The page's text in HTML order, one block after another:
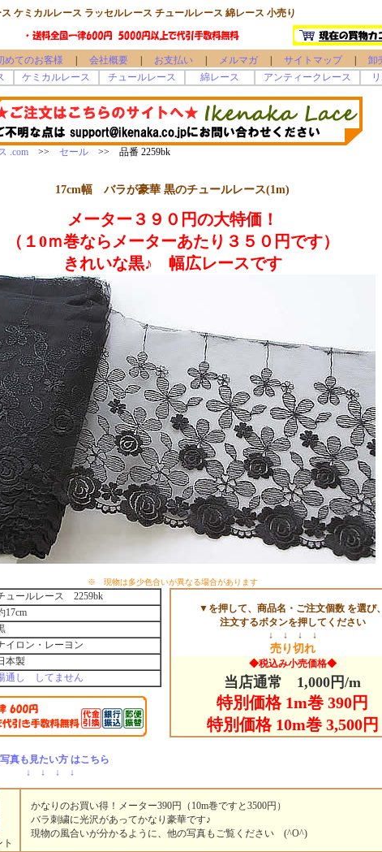
ケミカルレース ラッセルレース チュールレース 綿レース 小売り
めてのお客様 会社概要| お支払い| メルマガ| サイトマップ| 卸
ケミカルレース チュールレース 綿レース アンティークレース
.com>> セール>> 品番 2259bk
17cm幅 バラが豪華 黒のチュールレース(1m)
メーター３９０円の大特価！
（１0ｍ巻ならメーターあたり３５０円です）
きれいな黒♪ 幅広レースです
※ 現物は多少色合いが異なる場合があります
ュールレース 2259bk
ロン・レーヨン
本製
通し してません
▼を押して、商品名・ご注文個数 を選び、
注文するボタンを押してください
↓ ↓ ↓ ↓
売り切れ
◆税込み小売価格◆
当店通常 1,000円/m
特別価格 1m巻 390円
特別価格 10m巻 3,500円
真も見たい方 はこちら
↓ ↓ ↓ ↓
かなりのお買い得！メーター390円（10m巻ですと3500円）
バラ刺繍に光沢があってかなり豪華です♪
現物の風合いが分かるように、他の写真もご覧ください (^O^)